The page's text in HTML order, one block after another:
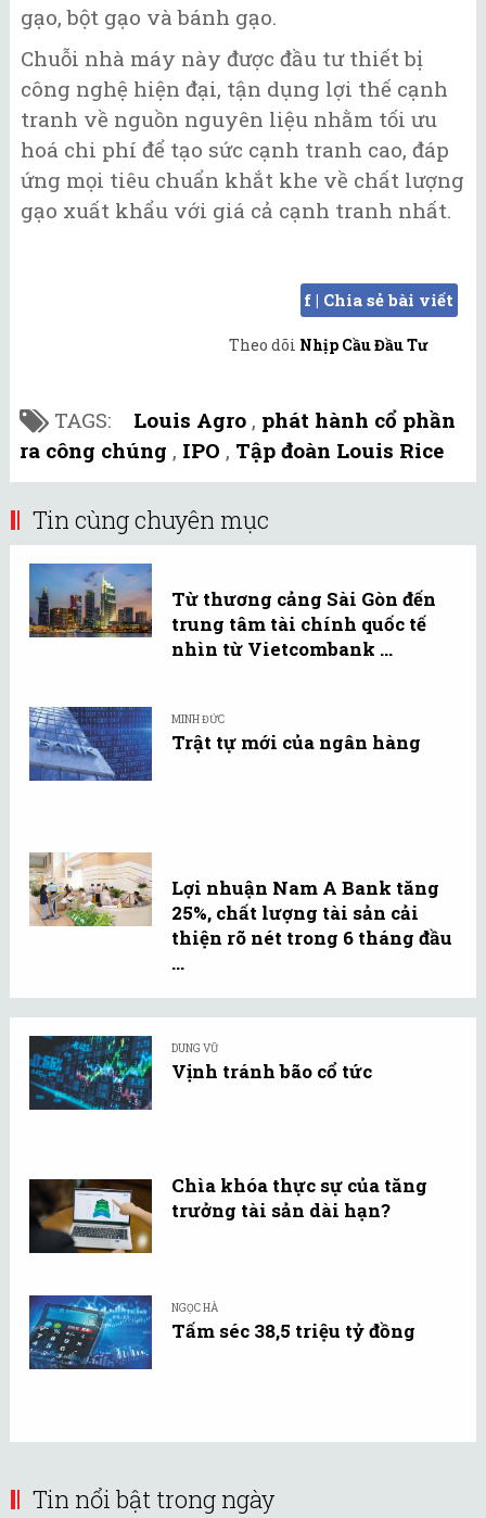
gạo, bột gạo và bánh gạo.
Chuỗi nhà máy này được đầu tư thiết bị
công nghệ hiện đại, tận dụng lợi thế cạnh
tranh về nguồn nguyên liệu nhằm tối ưu
hoá chi phí để tạo sức cạnh tranh cao, đáp
ứng mọi tiêu chuẩn khắt khe về chất lượng
gạo xuất khẩu với giá cả cạnh tranh nhất.
f | Chia sẻ bài viết
Theo dõi Nhịp Cầu Đầu Tư
TAGS: Louis Agro , phát hành cổ phần
ra công chúng , IPO , Tập đoàn Louis Rice
Tin cùng chuyên mục
Từ thương cảng Sài Gòn đến
trung tâm tài chính quốc tế
nhìn từ Vietcombank ...
MINH ĐỨC
Trật tự mới của ngân hàng
Lợi nhuận Nam A Bank tăng
25%, chất lượng tài sản cải
thiện rõ nét trong 6 tháng đầu
...
DUNG VŨ
Vịnh tránh bão cổ tức
Chìa khóa thực sự của tăng
trưởng tài sản dài hạn?
NGỌC HÀ
Tấm séc 38,5 triệu tỷ đồng
Tin nổi bật trong ngày